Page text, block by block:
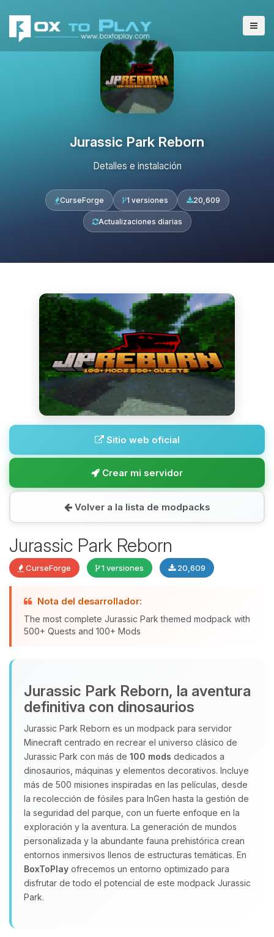
Jurassic Park Reborn
Detalles e instalación
CurseForge 1 versiones 20,609
Actualizaciones diarias
Sitio web oficial
Crear mi servidor
Volver a la lista de modpacks
Jurassic Park Reborn
CurseForge 1 versiones 20,609
Nota del desarrollador:
The most complete Jurassic Park themed modpack with
500+ Quests and 100+ Mods
Jurassic Park Reborn, la aventura
definitiva con dinosaurios
Jurassic Park Reborn es un modpack para servidor
Minecraft centrado en recrear el universo clásico de
Jurassic Park con más de 100 mods dedicados a
dinosaurios, máquinas y elementos decorativos. Incluye
más de 500 misiones inspiradas en las películas, desde
la recolección de fósiles para InGen hasta la gestión de
la seguridad del parque, con un fuerte enfoque en la
exploración y la aventura. La generación de mundos
personalizada y la abundante fauna prehistórica crean
entornos inmersivos llenos de estructuras temáticas. En
BoxToPlay ofrecemos un entorno optimizado para
disfrutar de todo el potencial de este modpack Jurassic
Park.
Yupi, por fin alguien con quien
asistente de BoxToPlay. Cuentame
que necesitas y moveré mis